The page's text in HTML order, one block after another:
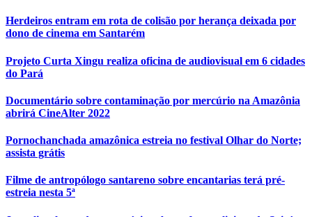
Herdeiros entram em rota de colisão por herança deixada por
dono de cinema em Santarém
Projeto Curta Xingu realiza oficina de audiovisual em 6 cidades
do Pará
Documentário sobre contaminação por mercúrio na Amazônia
abrirá CineAlter 2022
Pornochanchada amazônica estreia no festival Olhar do Norte;
assista grátis
Filme de antropólogo santareno sobre encantarias terá pré-
estreia nesta 5ª